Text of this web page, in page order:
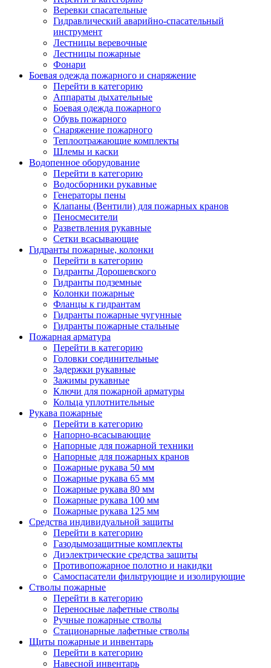
Веревки спасательные
Гидравлический аварийно-спасательный
инструмент
Лестницы веревочные
Лестницы пожарные
Фонари
Боевая одежда пожарного и снаряжение
Перейти в категорию
Аппараты дыхательные
Боевая одежда пожарного
Обувь пожарного
Снаряжение пожарного
Теплоотражающие комплекты
Шлемы и каски
Водопенное оборудование
Перейти в категорию
Водосборники рукавные
Генераторы пены
Клапаны (Вентили) для пожарных кранов
Пеносмесители
Разветвления рукавные
Сетки всасывающие
Гидранты пожарные, колонки
Перейти в категорию
Гидранты Дорошевского
Гидранты подземные
Колонки пожарные
Фланцы к гидрантам
Гидранты пожарные чугунные
Гидранты пожарные стальные
Пожарная арматура
Перейти в категорию
Головки соединительные
Задержки рукавные
Зажимы рукавные
Ключи для пожарной арматуры
Кольца уплотнительные
Рукава пожарные
Перейти в категорию
Напорно-всасывающие
Напорные для пожарной техники
Напорные для пожарных кранов
Пожарные рукава 50 мм
Пожарные рукава 65 мм
Пожарные рукава 80 мм
Пожарные рукава 100 мм
Пожарные рукава 125 мм
Средства индивидуальной защиты
Перейти в категорию
Газодымозащитные комплекты
Диэлектрические средства защиты
Противопожарное полотно и накидки
Самоспасатели фильтрующие и изолирующие
Стволы пожарные
Перейти в категорию
Переносные лафетные стволы
Ручные пожарные стволы
Стационарные лафетные стволы
Щиты пожарные и инвентарь
Перейти в категорию
Навесной инвентарь